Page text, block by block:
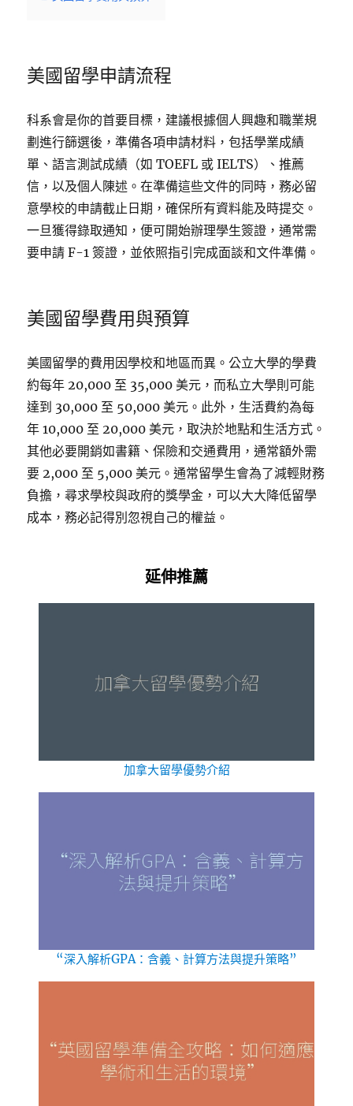
美國留學申請流程
科系會是你的首要目標，建議根據個人興趣和職業規
劃進行篩選後，準備各項申請材料，包括學業成績
單、語言測試成績（如 TOEFL 或 IELTS）、推薦
信，以及個人陳述。在準備這些文件的同時，務必留
意學校的申請截止日期，確保所有資料能及時提交。
一旦獲得錄取通知，便可開始辦理學生簽證，通常需
要申請 F-1 簽證，並依照指引完成面談和文件準備。
美國留學費用與預算
美國留學的費用因學校和地區而異。公立大學的學費
約每年 20,000 至 35,000 美元，而私立大學則可能
達到 30,000 至 50,000 美元。此外，生活費約為每
年 10,000 至 20,000 美元，取決於地點和生活方式。
其他必要開銷如書籍、保險和交通費用，通常額外需
要 2,000 至 5,000 美元。通常留學生會為了減輕財務
負擔，尋求學校與政府的獎學金，可以大大降低留學
成本，務必記得別忽視自己的權益。
延伸推薦
加拿大留學優勢介紹
“深入解析GPA：含義、計算方法與提升策略”